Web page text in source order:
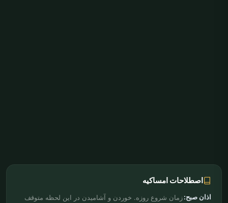
اصطلاحات امساکیه
اذان صبح:زمان شروع روزه. خوردن و آشامیدن در این لحظه متوقف